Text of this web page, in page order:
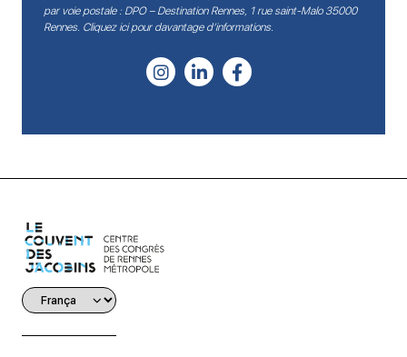
par voie postale : DPO – Destination Rennes, 1 rue saint-Malo 35000
Rennes. Cliquez ici pour davantage d’informations.